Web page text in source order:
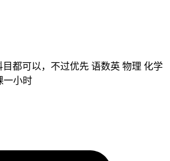
都可以，不过优先 语数英 物理 化学
一小时